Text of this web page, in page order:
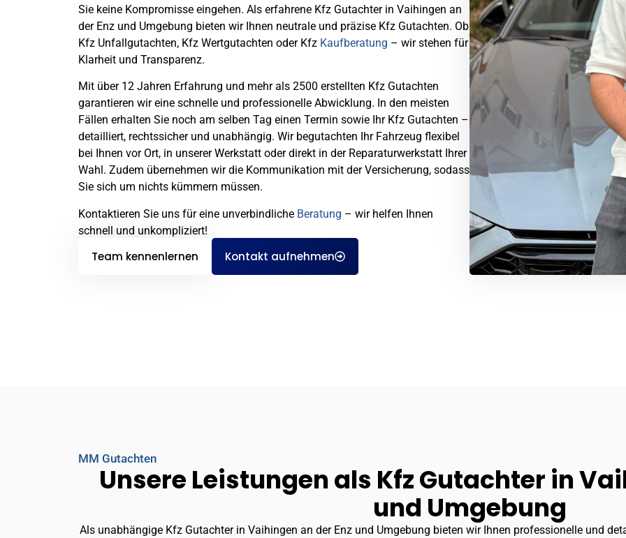
Sie keine Kompromisse eingehen. Als erfahrene Kfz Gutachter in Vaihingen an
der Enz und Umgebung bieten wir Ihnen neutrale und präzise Kfz Gutachten. Ob
Kfz Unfallgutachten, Kfz Wertgutachten oder Kfz Kaufberatung – wir stehen für
Klarheit und Transparenz.
Mit über 12 Jahren Erfahrung und mehr als 2500 erstellten Kfz Gutachten
garantieren wir eine schnelle und professionelle Abwicklung. In den meisten
Fällen erhalten Sie noch am selben Tag einen Termin sowie Ihr Kfz Gutachten –
detailliert, rechtssicher und unabhängig. Wir begutachten Ihr Fahrzeug flexibel
bei Ihnen vor Ort, in unserer Werkstatt oder direkt in der Reparaturwerkstatt Ihrer
Wahl. Zudem übernehmen wir die Kommunikation mit der Versicherung, sodass
Sie sich um nichts kümmern müssen.
Kontaktieren Sie uns für eine unverbindliche Beratung – wir helfen Ihnen
schnell und unkompliziert!
Team kennenlernen Kontakt aufnehmen
MM Gutachten
Unsere Leistungen als Kfz Gutachter in
und Umgebung
Als unabhängige Kfz Gutachter in Vaihingen an der Enz und Umgebung bieten wir Ihnen professionelle und